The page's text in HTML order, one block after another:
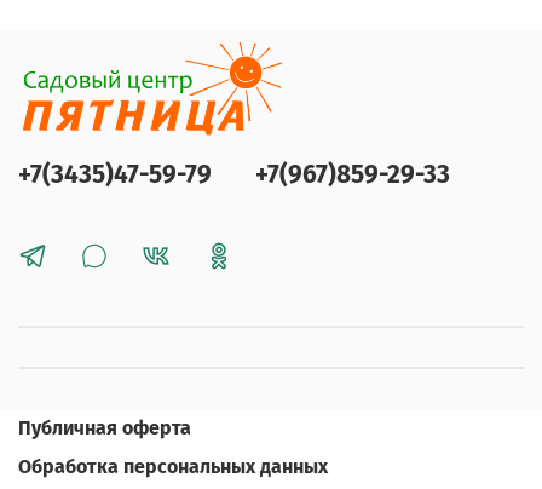
+7(3435)47-59-79 +7(967)859-29-33
Публичная оферта
Обработка персональных данных